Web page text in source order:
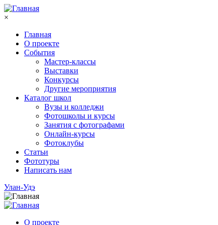
Перейти к основному содержанию
×
Главная
О проекте
События
Мастер-классы
Выставки
Конкурсы
Другие мероприятия
Каталог школ
Вузы и колледжи
Фотошколы и курсы
Занятия с фотографами
Онлайн-курсы
Фотоклубы
Статьи
Фототуры
Написать нам
Улан-Удэ
О проекте